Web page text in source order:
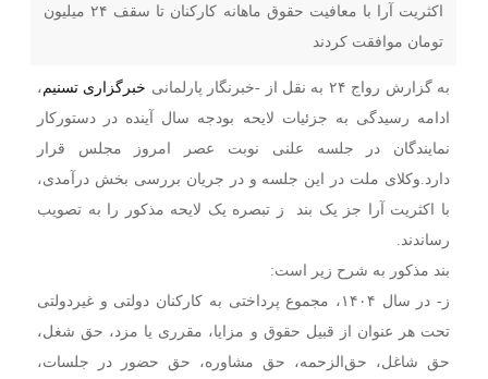
اکثریت آرا با معافیت حقوق ماهانه کارکنان تا سقف ۲۴ میلیون
تومان موافقت کردند
به گزارش رواج ۲۴ به نقل از -خبرنگار پارلمانی خبرگزاری تسنیم،
ادامه رسیدگی به جزئیات لایحه بودجه سال آینده در دستورکار
نمایندگان در جلسه علنی نوبت عصر امروز مجلس قرار
دارد.وکلای ملت در این جلسه و در جریان بررسی بخش درآمدی،
با اکثریت آرا جز یک بند ز تبصره یک لایحه مذکور را به تصویب
رساندند.
بند مذکور به شرح زیر است:
ز- در سال ۱۴۰۴، مجموع پرداختی به کارکنان دولتی و غیردولتی
تحت هر عنوان از قبیل حقوق و مزایا، مقرری یا مزد، حق شغل،
حق شاغل، حق‌الزحمه، حق مشاوره، حق حضور در جلسات،